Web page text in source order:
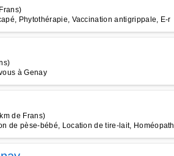
Phytothérapie, Vaccination antigrippale, E-r
à Genay
de Frans)
de pèse-bébé, Location de tire-lait, Homéopath